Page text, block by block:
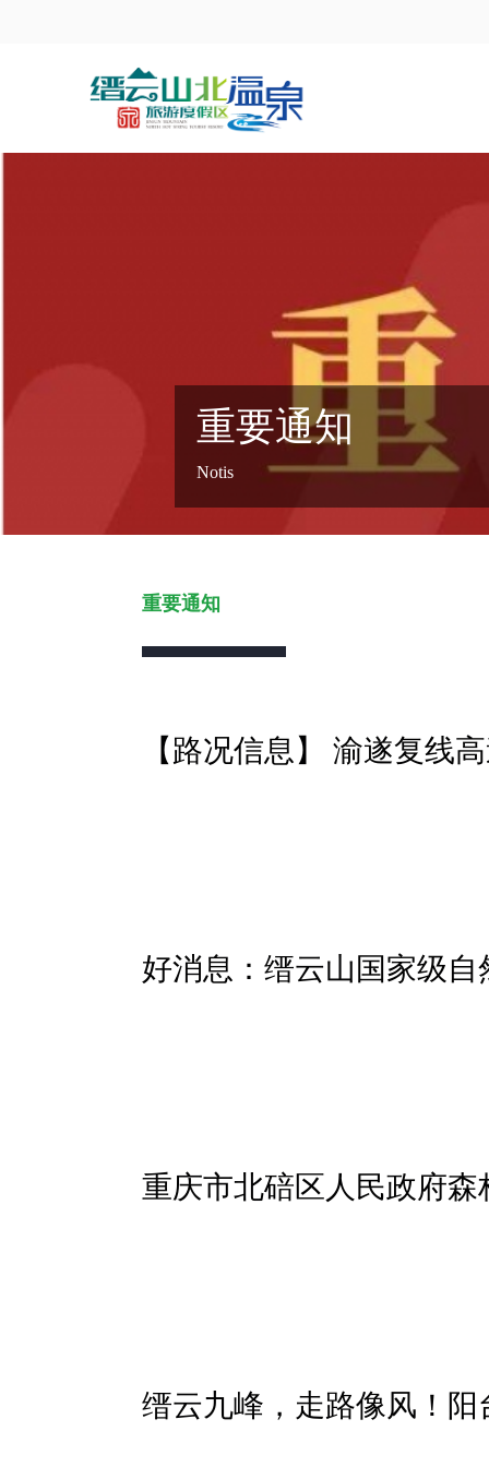
重要通知
Notis
重要通知
【路况信息】 渝遂复线
好消息：缙云山国家级
重庆市北碚区人民政府森
缙云九峰，走路像风！